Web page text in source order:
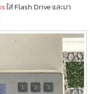
ใส่ Flash Drive และมา